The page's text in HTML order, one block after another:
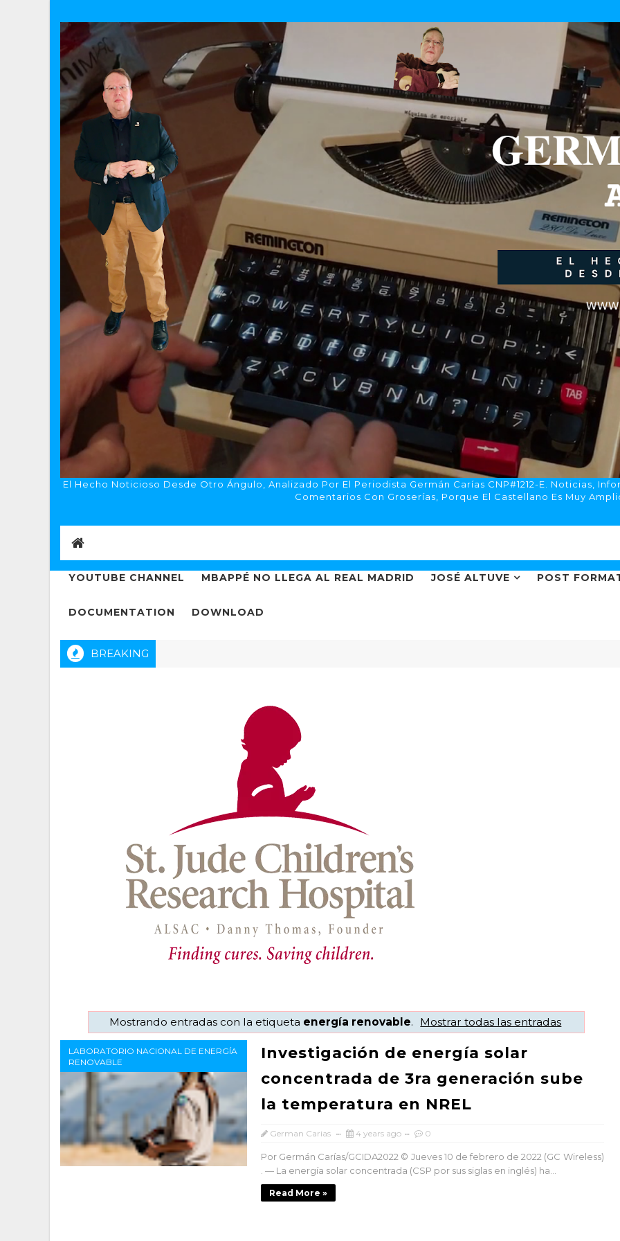
El Hecho Noticioso Desde Otro Ángulo, Analizado Por El Periodista Germán Carías CNP#1212-E. Noticias,
Comentarios Con Groserías, Porque El Castellano Es Muy
YOUTUBE CHANNEL MBAPPÉ NO LLEGA AL REAL MADRID JOSÉ ALTUVE POST
DOCUMENTATION DOWNLOAD
BREAKING
Mostrando entradas con la etiqueta energía renovable. Mostrar todas las entradas
LABORATORIO NACIONAL DE ENERGÍA
RENOVABLE
Investigación de energía solar
concentrada de 3ra generación sube
la temperatura en NREL
German Carias 4 years ago 0
Por Germán Carías/GCIDA2022 ©️ Jueves 10 de febrero de 2022 (GC Wireless)
. — La energía solar concentrada (CSP por sus siglas en inglés) ha...
Read More »